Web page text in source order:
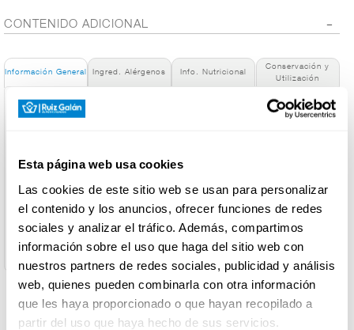
Esta página web usa cookies
Las cookies de este sitio web se usan para personalizar
el contenido y los anuncios, ofrecer funciones de redes
sociales y analizar el tráfico. Además, compartimos
información sobre el uso que haga del sitio web con
nuestros partners de redes sociales, publicidad y análisis
web, quienes pueden combinarla con otra información
que les haya proporcionado o que hayan recopilado a
partir del uso que haya hecho de sus servicios.
FRUTAS Y
DROGUERÍA
PERFUMERÍA
CONTENIDO ADICIONAL
Información General Ingred. Alérgenos Info. Nutricional
Conservación y
Utilización
Denominación de alimento:
Nombre de Operador:
Unilever Spain
Dirección del Operador:
C/ Tecnología 19, 08840 Viladecans (Barcelona)
Cantidad neta:
430 ml
Productos relacionados